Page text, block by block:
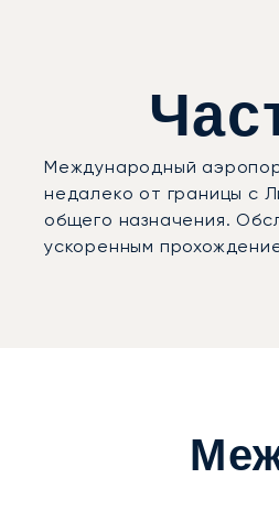
Международный
недалеко от границы с
общего назначения.
ускоренным